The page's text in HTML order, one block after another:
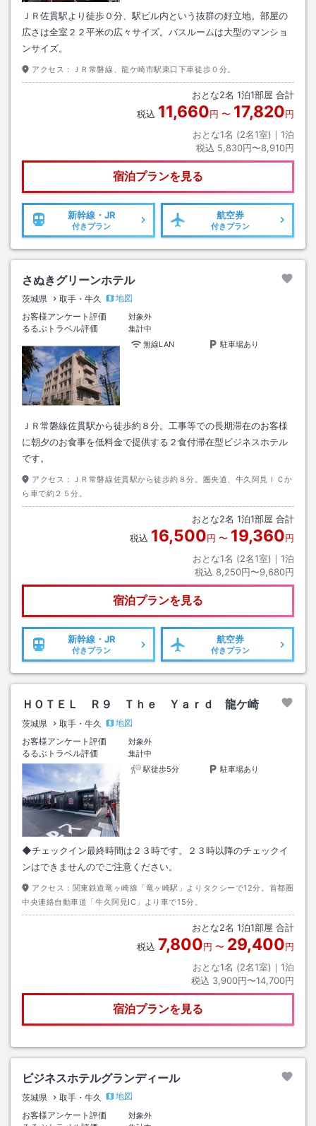
ＪＲ佐貫駅より徒歩０分、駅ビル内という抜群の好立地。部屋の
広さは全室２２平米の広々サイズ。バスルームは大型のマンショ
ンサイズ。
アクセス： ＪＲ常磐線、龍ケ崎市駅東口下車徒歩０分。
おとな2名 1泊1部屋 合計
税込 11,660円 〜 17,820円
おとな1名 (2名1室)｜ 1泊
税込 5,830円〜8,910円
宿泊プランを見る
新幹線・JR
付きプラン
航空券
付きプラン
さぬきグリーンホテル
茨城県 取手・牛久
地図
お客様アンケート評価
対象外
るるぶトラベル評価
集計中
無線LAN
駐車場あり
ＪＲ常磐線佐貫駅から徒歩約８分。工事等での長期滞在のお客様
に朝夕のお食事を低料金で提供する２食付滞在型ビジネスホテル
です。
アクセス：
ＪＲ常磐線佐貫駅から徒歩約８分。圏央道、牛久阿見ＩＣか
ら車で約２５分。
おとな2名 1泊1部屋 合計
税込 16,500円 〜 19,360円
おとな1名 (2名1室)｜ 1泊
税込 8,250円〜9,680円
宿泊プランを見る
新幹線・JR
付きプラン
航空券
付きプラン
ＨＯＴＥＬ Ｒ９ Ｔｈｅ Ｙａｒｄ 龍ケ崎
茨城県 取手・牛久
地図
お客様アンケート評価
対象外
るるぶトラベル評価
集計中
駅徒歩5分
駐車場あり
◆チェックイン最終時間は２３時です。２３時以降のチェックイ
ンはできませんのでご注意ください。
アクセス： 関東鉄道竜ヶ崎線「竜ヶ崎駅」よりタクシーで12分。首都圏
中央連絡自動車道「牛久阿見IC」より車で15分。
おとな2名 1泊1部屋 合計
税込 7,800円 〜 29,400円
おとな1名 (2名1室)｜ 1泊
税込 3,900円〜14,700円
宿泊プランを見る
ビジネスホテルグランディール
茨城県 取手・牛久
地図
お客様アンケート評価
対象外